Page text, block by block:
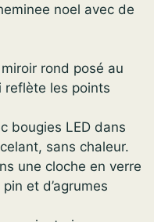
noel avec de
rond posé au
reflète les points
bougies LED dans
sans chaleur.
une cloche en verre
et d’agrumes